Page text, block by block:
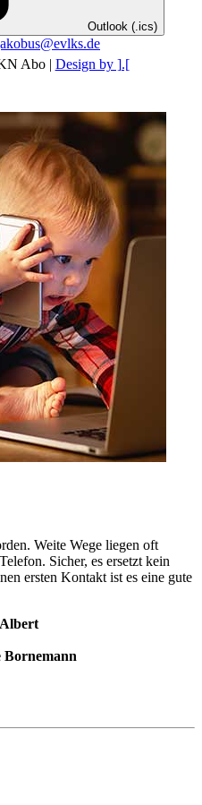
Outlook (.ics)
Abo| Design by ].[
Weite Wege liegen oft
Sicher, es ersetzt kein
ersten Kontakt ist es eine gute
Bornemann